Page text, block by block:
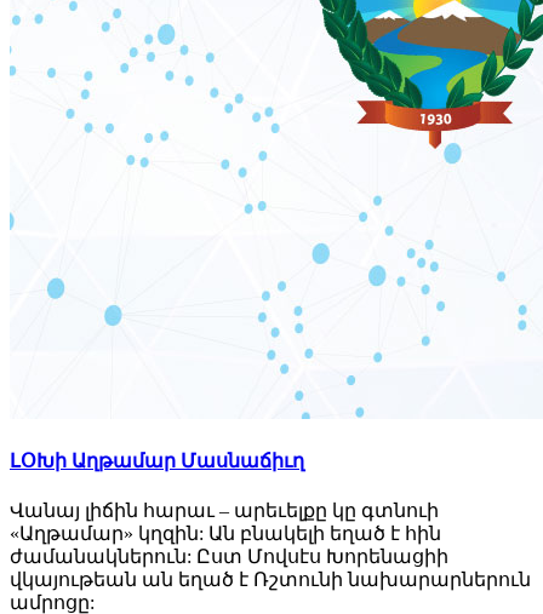
ԼՕԽի Աղթամար Մասնաճիւղ
Վանայ լիճին հարաւ – արեւելքը կը գտնուի
«Աղթամար» կղզին: Ան բնակելի եղած է հին
ժամանակներուն: Ըստ Մովսէս Խորենացիի
վկայութեան ան եղած է Ռշտունի նախարարներուն
ամրոցը: